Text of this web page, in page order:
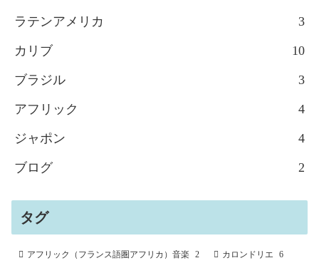
ラテンアメリカ 3
カリブ 10
ブラジル 3
アフリック 4
ジャポン 4
ブログ 2
タグ
アフリック（フランス語圏アフリカ）音楽 2 カロンドリエ
6